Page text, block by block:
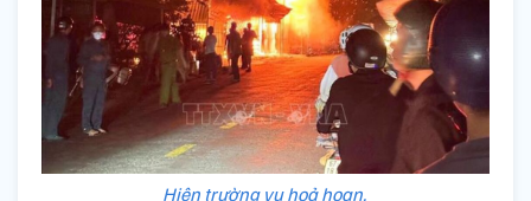
Hiện trường vụ hoả hoạn.